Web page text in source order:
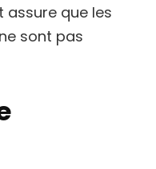
que les
sont pas